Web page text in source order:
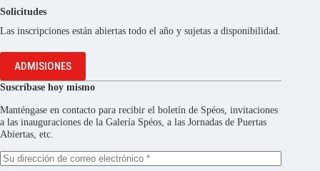
Solicitudes
Las inscripciones están abiertas todo el año y sujetas a disponibilidad.
ADMISIONES
Suscríbase hoy mismo
Manténgase en contacto para recibir el boletín de Spéos, invitaciones
a las inauguraciones de la Galería Spéos, a las Jornadas de Puertas
Abiertas, etc.